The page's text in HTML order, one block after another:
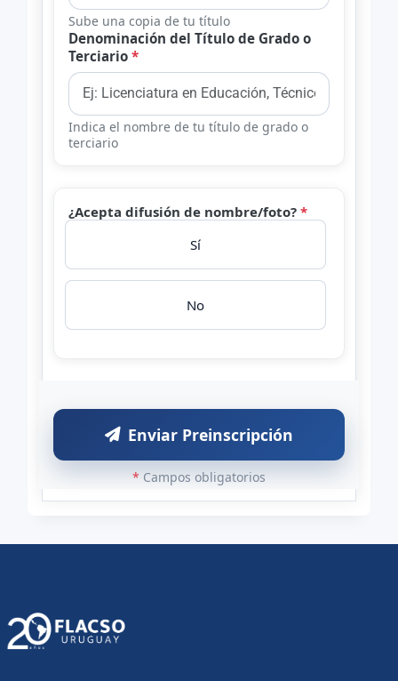
Sube una copia de tu título
Denominación del Título de Grado o
Terciario*
Indica el nombre de tu título de grado o
terciario
¿Acepta difusión de nombre/foto?*
Sí
No
Enviar Preinscripción
* Campos obligatorios